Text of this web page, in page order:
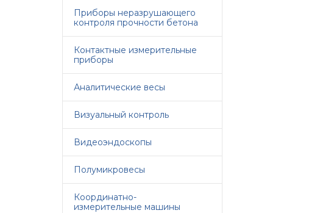
Приборы неразрушающего
контроля прочности бетона
Контактные измерительные
приборы
Аналитические весы
Визуальный контроль
Видеоэндоскопы
Полумикровесы
Координатно-
измерительные машины